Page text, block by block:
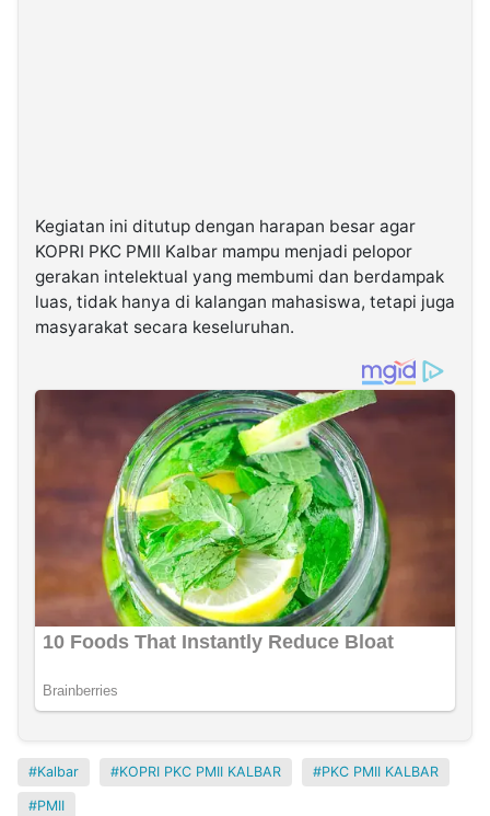
Kegiatan ini ditutup dengan harapan besar agar
KOPRI PKC PMII Kalbar mampu menjadi pelopor
gerakan intelektual yang membumi dan berdampak
luas, tidak hanya di kalangan mahasiswa, tetapi juga
masyarakat secara keseluruhan.
Kalbar KOPRI PKC PMII KALBAR PKC PMII KALBAR
PMII